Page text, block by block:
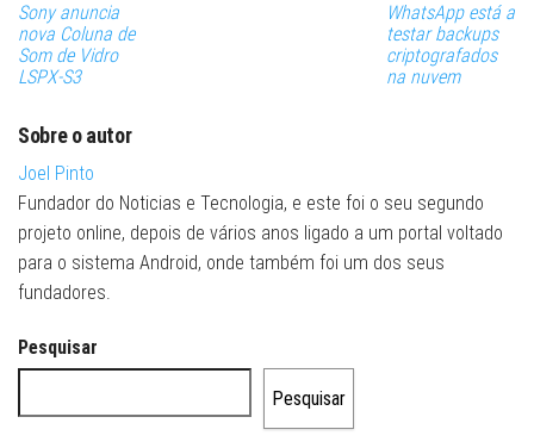
Sony anuncia
nova Coluna de
Som de Vidro
LSPX-S3
WhatsApp está a
testar backups
criptografados
na nuvem
Sobre o autor
Joel Pinto
Fundador do Noticias e Tecnologia, e este foi o seu segundo
projeto online, depois de vários anos ligado a um portal voltado
para o sistema Android, onde também foi um dos seus
fundadores.
Pesquisar
Pesquisar